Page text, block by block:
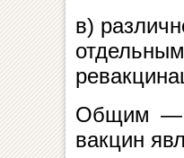
в)
Общим —
вакцин